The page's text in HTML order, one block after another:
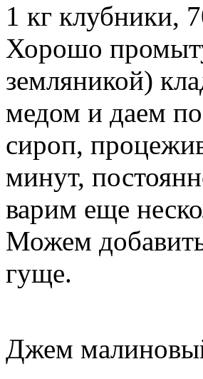
1 кг клубники,
Хорошо
земляникой)
медом и даем
сироп,
минут,
варим еще
Можем
гуще.
Джем